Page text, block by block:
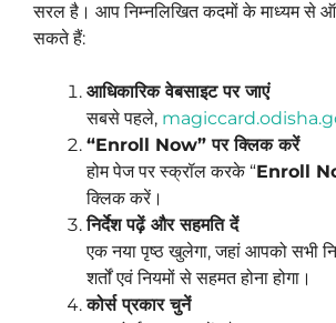
सरल है। आप निम्नलिखित कदमों के माध्यम से
सकते हैं:
आधिकारिक वेबसाइट पर जाएं
सबसे पहले,
“Enroll Now” पर क्लिक करें
होम पेज पर स्क्रॉल करके “Enroll
क्लिक करें।
निर्देश पढ़ें और सहमति दें
एक नया पृष्ठ खुलेगा, जहां आपको सभी
शर्तों एवं नियमों से सहमत होना होगा।
कोर्स प्रकार चुनें